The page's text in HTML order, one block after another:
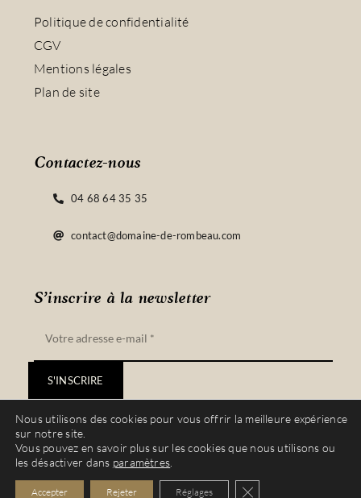
Politique de confidentialité
CGV
Mentions légales
Plan de site
S’inscrire à la newsletter
S'INSCRIRE
Contactez-nous
04 68 64 35 35
contact@domaine-de-rombeau.com
© Copyright 2022 – 2023 | Site réalisé par
| Tous droits réservés |
Nous utilisons des cookies pour vous offrir la meilleure expérience
sur notre site.
Vous pouvez en savoir plus sur les cookies que nous utilisons ou
les désactiver dans paramètres
Accepter Rejeter Réglages Fermer la bannière